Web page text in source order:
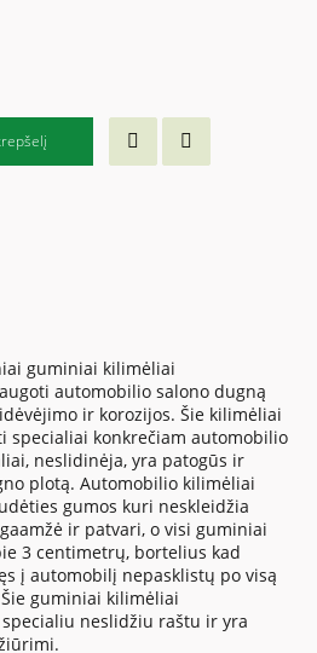
guminiai kilimėliai
automobilio salono dugną
ir korozijos. Šie kilimėliai
specialiai konkrečiam automobilio
neslidinėja, yra patogūs ir
plotą. Automobilio kilimėliai
gumos kuri neskleidžia
ir patvari, o visi guminiai
3 centimetrų, bortelius kad
į automobilį nepasklistų po visą
guminiai kilimėliai
neslidžiu raštu ir yra